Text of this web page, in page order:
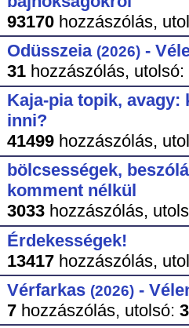
93170hozzászólás,
Odüsszeia (2026)-
31hozzászólás, utolsó:
Kaja-pia topik, avagy:
inni?
41499hozzászólás,
bölcsességek,
komment nélkül
3033hozzászólás,
Érdekességek!
13417hozzászólás,
Vérfarkas (2026)-
7hozzászólás, utolsó: